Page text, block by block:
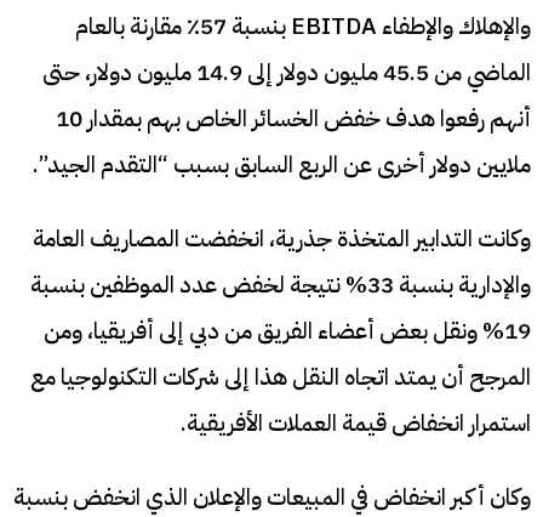
والإهلاك والإطفاء EBITDA بنسبة 57٪ مقارنة بالعام
الماضي من 45.5 مليون دولار إلى 14.9 مليون دولار، حتى
أنهم رفعوا هدف خفض الخسائر الخاص بهم بمقدار 10
ملايين دولار أخرى عن الربع السابق بسبب “التقدم الجيد”.
وكانت التدابير المتخذة جذرية، انخفضت المصاريف العامة
والإدارية بنسبة 33% نتيجة لخفض عدد الموظفين بنسبة
19% ونقل بعض أعضاء الفريق من دبي إلى أفريقيا، ومن
المرجح أن يمتد اتجاه النقل هذا إلى شركات التكنولوجيا مع
استمرار انخفاض قيمة العملات الأفريقية.
وكان أكبر انخفاض في المبيعات والإعلان الذي انخفض بنسبة